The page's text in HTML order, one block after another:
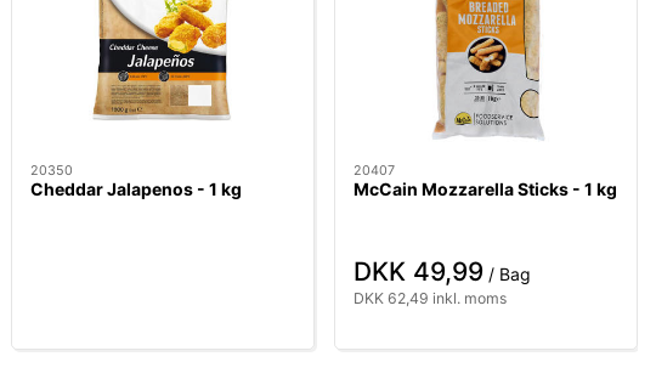
20350
Cheddar Jalapenos - 1 kg
20407
McCain Mozzarella Sticks - 1 kg
DKK 49,99 / Bag
DKK 62,49 inkl. moms